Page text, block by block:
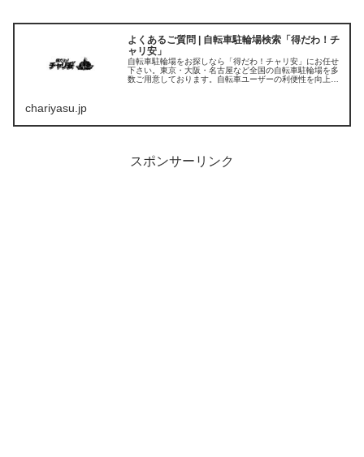
よくあるご質問 | 自転車駐輪場検索「得だわ！チ
ャリ安」
自転車駐輪場をお探しなら「得だわ！チャリ安」にお任せ
下さい。東京・大阪・名古屋など全国の自転車駐輪場を多
数ご用意しております。自転車ユーザーの利便性を向上さ
chariyasu.jp
スポンサーリンク